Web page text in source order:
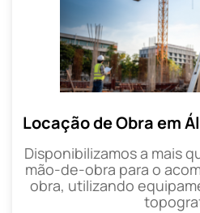
Locação de Obra em
Disponibilizamos a mais
mão-de-obra para o
obra, utilizando